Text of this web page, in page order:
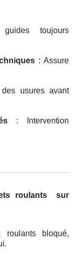
toujours
: Assure
usures avant
: Intervention
roulants
sur
bloqué,